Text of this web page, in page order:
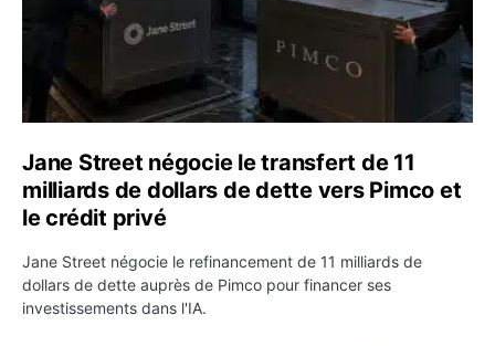
Jane Street négocie le transfert de 11
milliards de dollars de dette vers Pimco et
le crédit privé
Jane Street négocie le refinancement de 11 milliards de
dollars de dette auprès de Pimco pour financer ses
investissements dans l'IA.